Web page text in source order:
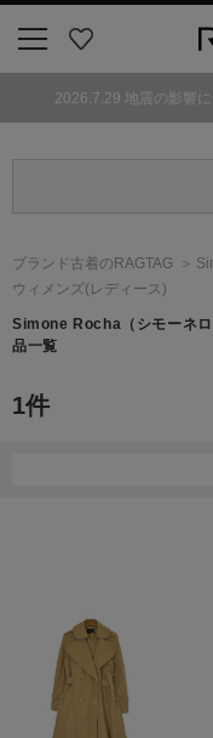
気
2026.7.29 地震の影響
ブランド古着のRAGTAG
ウィメンズ(レディース)
Simone Rocha （シモーネ
品一覧
1件